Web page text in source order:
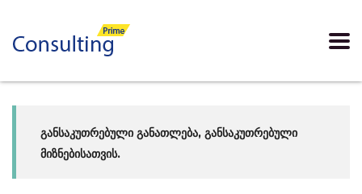
განსაკუთრებული განათლება, განსაკუთრებული
მიზნებისათვის.